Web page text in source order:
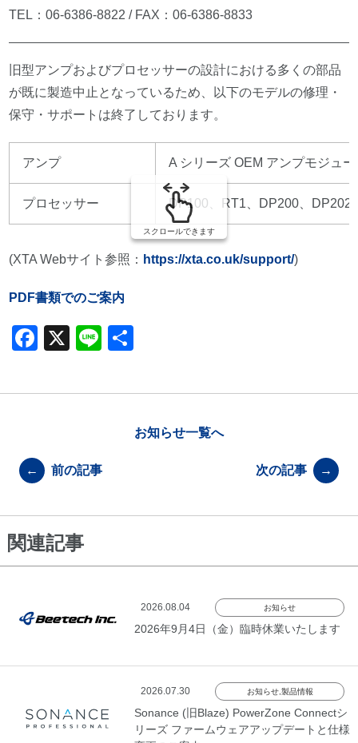
TEL：06-6386-8822 / FAX：06-6386-8833
旧型アンプおよびプロセッサーの設計における多くの部品
が既に製造中止となっているため、以下のモデルの修理・
保守・サポートは終了しております。
アンプ A シリーズ OEM アンプモジュ
プロセッサー DP100、RT1、DP200、DP202
スクロールできます
(XTA Webサイト参照： https://xta.co.uk/support/)
PDF書類でのご案内
F
c
o
o
k
X
Li
e
← 前の記事
お知らせ一覧へ
次の記事 →
関連記事
2026.08.04 お知らせ
2026年9月4日（金）臨時休業いたします
2026.07.30 お知らせ, 製品情報
Sonance (旧Blaze) PowerZone Connectシ
リーズ ファームウェアアップデートと仕様